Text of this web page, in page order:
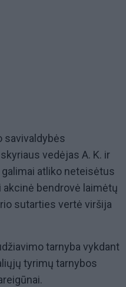
savivaldybės
vedėjas A. K. ir
atliko neteisėtus
bendrovė laimėtų
sutarties vertė viršija
tarnyba vykdant
tyrimų tarnybos